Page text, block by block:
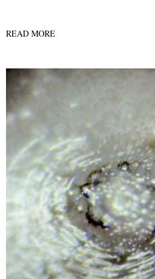
READ MORE